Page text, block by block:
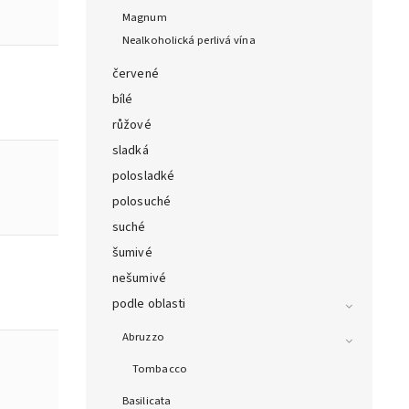
Magnum
Nealkoholická perlivá vína
červené
bílé
růžové
sladká
polosladké
polosuché
suché
šumivé
nešumivé
podle oblasti
Abruzzo
Tombacco
Basilicata